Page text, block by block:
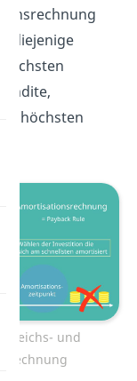
diejenige
höchsten
und